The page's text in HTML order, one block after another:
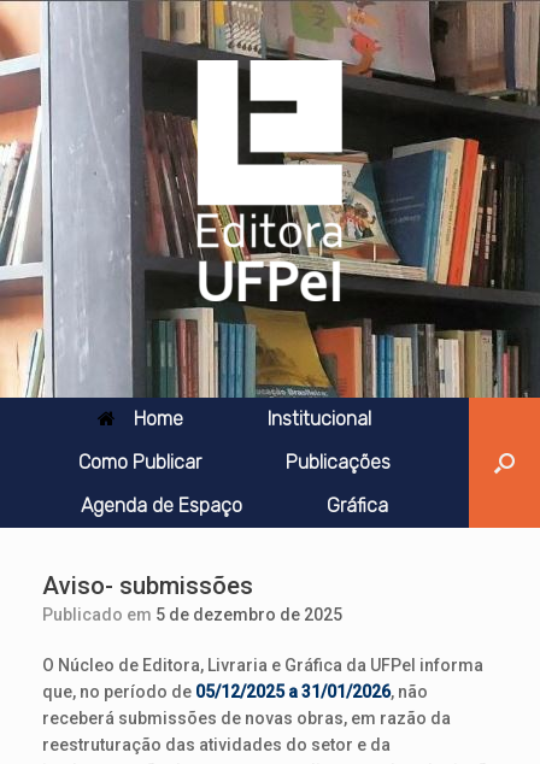
Skip
to
content
Home
Institucional
Como Publicar
Publicações
Agenda de Espaço
Gráfica
Aviso- submissões
Publicado em 5 de dezembro de 2025
O Núcleo de Editora, Livraria e Gráfica da UFPel informa
que, no período de 05/12/2025 a 31/01/2026, não
receberá submissões de novas obras, em razão da
reestruturação das atividades do setor e da